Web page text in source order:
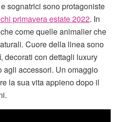
sognatrici sono protagoniste
primavera estate 2022. In
come quelle animalier che
Cuore della linea sono
, decorati con dettagli luxury
agli accessori. Un omaggio
la sua vita appieno dopo il